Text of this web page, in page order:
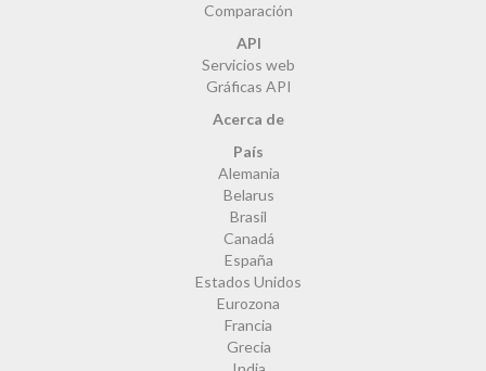
Comparación
API
Servicios web
Gráficas API
Acerca de
País
Alemania
Belarus
Brasil
Canadá
España
Estados Unidos
Eurozona
Francia
Grecia